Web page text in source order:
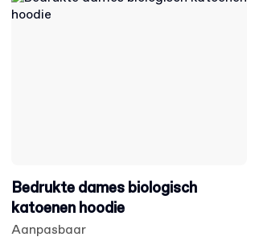
Bedrukte dames biologisch
katoenen hoodie
Aanpasbaar